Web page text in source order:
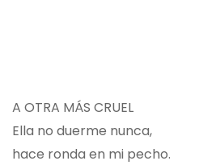
A OTRA MÁS CRUEL
Ella no duerme nunca,
hace ronda en mi pecho.